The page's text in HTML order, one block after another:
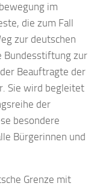
im
die zum Fall
zur deutschen
Bundesstiftung zur
Beauftragte der
Sie wird begleitet
der
besondere
Bürgerinnen und
Grenze mit